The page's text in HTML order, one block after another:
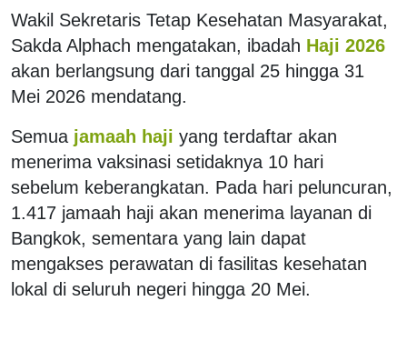
Wakil Sekretaris Tetap Kesehatan Masyarakat,
Sakda Alphach mengatakan, ibadah Haji 2026
akan berlangsung dari tanggal 25 hingga 31
Mei 2026 mendatang.
Semua jamaah haji yang terdaftar akan
menerima vaksinasi setidaknya 10 hari
sebelum keberangkatan. Pada hari peluncuran,
1.417 jamaah haji akan menerima layanan di
Bangkok, sementara yang lain dapat
mengakses perawatan di fasilitas kesehatan
lokal di seluruh negeri hingga 20 Mei.